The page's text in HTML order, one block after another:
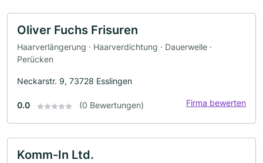
Oliver Fuchs Frisuren
Haarverlängerung · Haarverdichtung · Dauerwelle ·
Perücken
Neckarstr. 9, 73728 Esslingen
0.0 (0 Bewertungen) Firma bewerten
Komm-In Ltd.